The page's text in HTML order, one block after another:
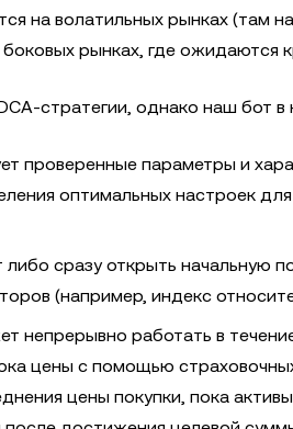
на волатильных рынках (там
рынках, где ожидаются
стратегии, однако наш бот в
проверенные параметры и
оптимальных настроек
сразу открыть начальную
(например, индекс
непрерывно работать в
цены с помощью
цены покупки, пока